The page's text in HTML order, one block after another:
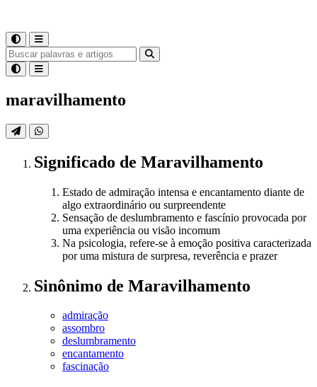
maravilhamento
Significado de Maravilhamento
Estado de admiração intensa e encantamento diante de
algo extraordinário ou surpreendente
Sensação de deslumbramento e fascínio provocada por
uma experiência ou visão incomum
Na psicologia, refere-se à emoção positiva caracterizada
por uma mistura de surpresa, reverência e prazer
Sinônimo de Maravilhamento
admiração
assombro
deslumbramento
encantamento
fascinação